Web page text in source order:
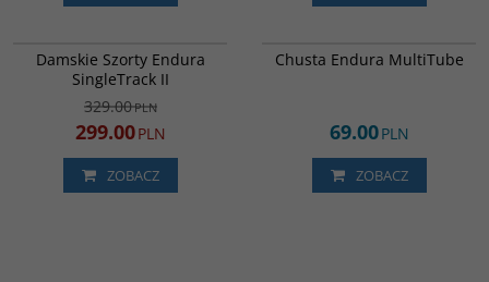
PROMOCJA
DARMOWA DOSTAWA
Damskie Szorty Endura
SingleTrack II
329.00PLN
299.00PLN
ZOBACZ
Chusta Endura MultiTube
69.00PLN
ZOBACZ